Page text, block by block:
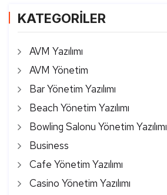
KATEGORİLER
AVM Yazılımı
AVM Yönetim
Bar Yönetim Yazılımı
Beach Yönetim Yazılımı
Bowling Salonu Yönetim Yazılımı
Business
Cafe Yönetim Yazılımı
Casino Yönetim Yazılımı